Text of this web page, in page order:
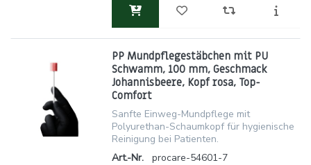
PP Mundpflegestäbchen mit PU
Schwamm, 100 mm, Geschmack
Johannisbeere, Kopf rosa, Top-
Comfort
Sanfte Einweg-Mundpflege mit
Polyurethan-Schaumkopf für hygienische
Reinigung bei Patienten.
Art.-Nr.
procare-54601-7